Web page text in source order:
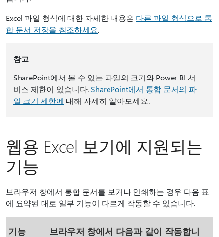
Excel 파일 형식에 대한 자세한 내용은 다른 파일 형식으로 통
합 문서 저장을 참조하세요.
참고
SharePoint에서 볼 수 있는 파일의 크기와 Power BI 서
비스 제한이 있습니다. SharePoint에서 통합 문서의 파
일 크기 제한에 대해 자세히 알아보세요.
웹용 Excel 보기에 지원되는
기능
브라우저 창에서 통합 문서를 보거나 인쇄하는 경우 다음 표
에 요약된 대로 일부 기능이 다르게 작동할 수 있습니다.
기능
브라우저 창에서 다음과 같이 작동합니